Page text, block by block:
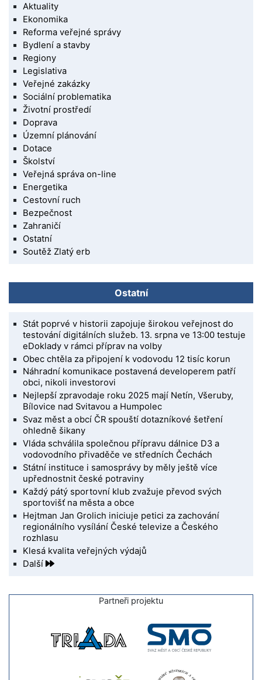
Aktuality
Ekonomika
Reforma veřejné správy
Bydlení a stavby
Regiony
Legislativa
Veřejné zakázky
Sociální problematika
Životní prostředí
Doprava
Územní plánování
Dotace
Školství
Veřejná správa on-line
Energetika
Cestovní ruch
Bezpečnost
Zahraničí
Ostatní
Soutěž Zlatý erb
Ostatní
Stát poprvé v historii zapojuje širokou veřejnost do
testování digitálních služeb. 13. srpna ve 13:00 testuje
eDoklady v rámci příprav na volby
Obec chtěla za připojení k vodovodu 12 tisíc korun
Náhradní komunikace postavená developerem patří
obci, nikoli investorovi
Nejlepší zpravodaje roku 2025 mají Netín, Všeruby,
Bílovice nad Svitavou a Humpolec
Svaz měst a obcí ČR spouští dotazníkové šetření
ohledně šikany
Vláda schválila společnou přípravu dálnice D3 a
vodovodního přivaděče ve středních Čechách
Státní instituce i samosprávy by měly ještě více
upřednostnit české potraviny
Každý pátý sportovní klub zvažuje převod svých
sportovišť na města a obce
Hejtman Jan Grolich iniciuje petici za zachování
regionálního vysílání České televize a Českého
rozhlasu
Klesá kvalita veřejných výdajů
Další
Partneři projektu